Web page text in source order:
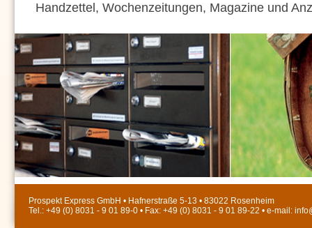
Handzettel, Wochenzeitungen, Magazine und
Prospekt Express GmbH • Hafnerstraße 5-13 • 83022 Rosenheim
Tel.: +49 (0) 8031 - 9 01 89-0 • Fax: +49 (0) 8031 - 9 01 89-22 • e-mail: